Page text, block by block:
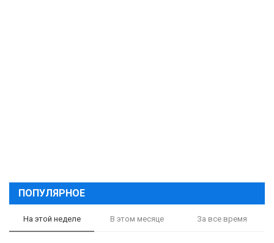
ПОПУЛЯРНОЕ
На этой неделе В этом месяце За все время